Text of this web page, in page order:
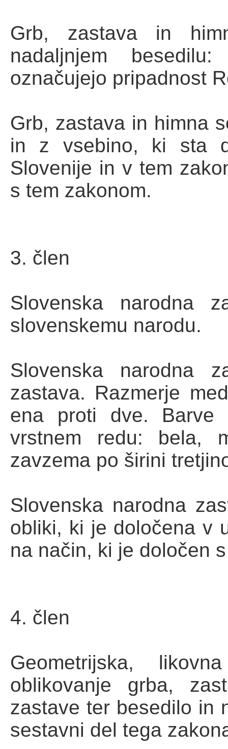
Grb, zastava in
nadaljnjem
označujejo pripadnost
Grb, zastava in himna
in z vsebino, ki sta
Slovenije in v tem
s tem zakonom.
3. člen
Slovenska narodna
slovenskemu narodu.
Slovenska narodna
zastava. Razmerje
ena proti dve. Barve
vrstnem redu: bela,
zavzema po širini
Slovenska narodna
obliki, ki je določena v
na način, ki je določen
4. člen
Geometrijska,
oblikovanje grba,
zastave ter besedilo in
sestavni del tega